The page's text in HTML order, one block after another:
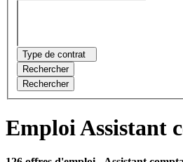
Type de contrat
Rechercher
Rechercher
Emploi Assistant